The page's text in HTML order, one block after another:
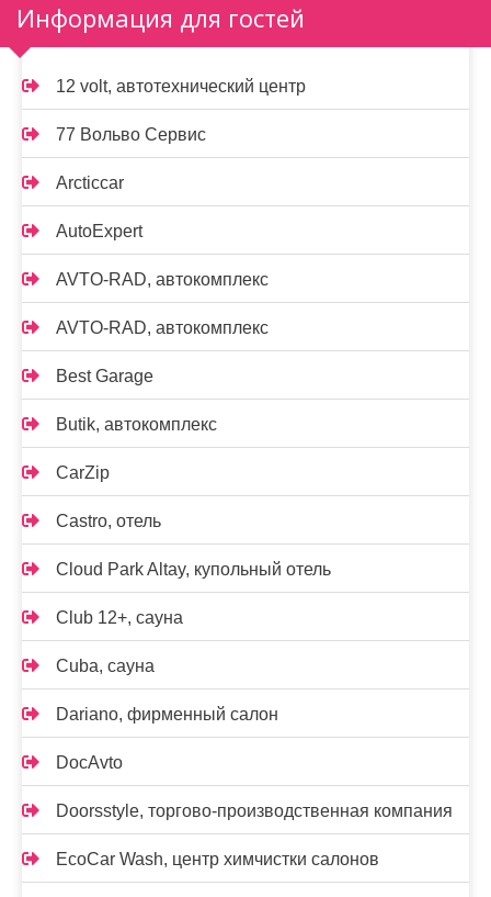
Информация для гостей
12 volt, автотехнический центр
77 Вольво Сервис
Arcticcar
AutoExpert
AVTO-RAD, автокомплекс
AVTO-RAD, автокомплекс
Best Garage
Butik, автокомплекс
CarZip
Castro, отель
Cloud Park Altay, купольный отель
Club 12+, сауна
Cuba, сауна
Dariano, фирменный салон
DocAvto
Doorsstyle, торгово-производственная компания
EcoCar Wash, центр химчистки салонов